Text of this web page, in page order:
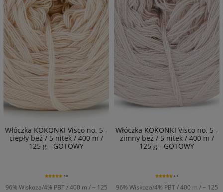
Włóczka KOKONKI Visco no. 5 -
ciepły beż / 5 nitek / 400 m /
125 g - GOTOWY
96% Wiskoza/4% PBT / 400 m / ~ 125
5.0
Włóczka KOKONKI Visco no. 5 -
zimny beż / 5 nitek / 400 m /
125 g - GOTOWY
96% Wiskoza/4% PBT / 400 m / ~ 125
4.7